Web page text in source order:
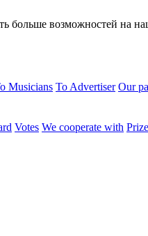
больше возможностей на
Musicians To Advertiser Our
Votes We cooperate with